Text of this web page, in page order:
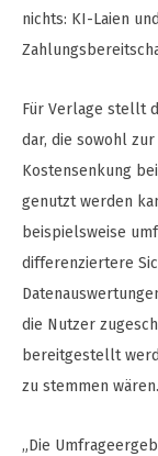
nichts: KI-Laien
Für Verlage stellt
dar, die sowohl
Kostensenkung
genutzt werden
beispielsweise
differenziertere
die Nutzer
bereitgestellt
zu stemmen wären.
„Die